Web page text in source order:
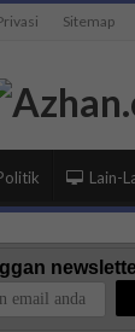
Sitemap
Lain-